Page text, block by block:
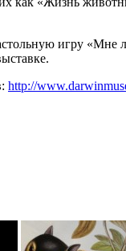
игру
http://